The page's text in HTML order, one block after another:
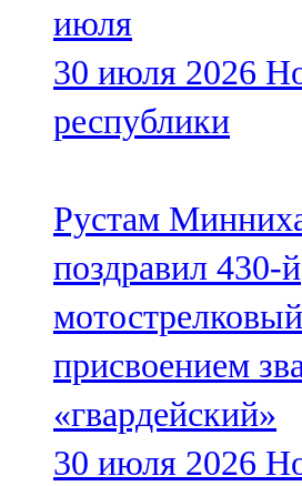
июля
30 июля 2026
республики
Рустам
поздравил 430-й
присвоением
«гвардейский»
30 июля 2026